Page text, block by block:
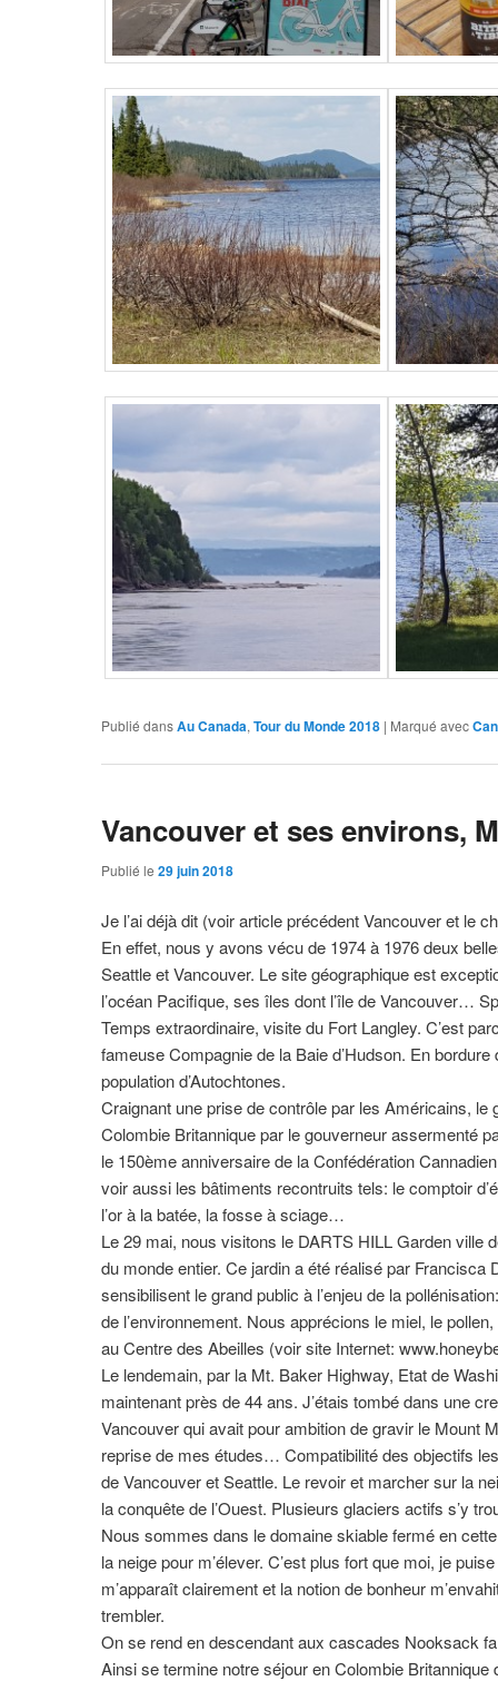
Publié dansAu Canada,Tour du Monde 2018 | Marqué avec
Vancouver et ses environs,
Publié le29 juin 2018
Je l’ai déjà dit (voir article précédent Vancouver et le
En effet, nous y avons vécu de 1974 à 1976 deux
Seattle et Vancouver. Le site géographique est
l’océan Pacifique, ses îles dont l’île de Vancouver…
Temps extraordinaire, visite du Fort Langley. C’est
fameuse Compagnie de la Baie d’Hudson. En
population d’Autochtones.
Craignant une prise de contrôle par les Américains,
Colombie Britannique par le gouverneur assermenté
le 150ème anniversaire de la Confédération
voir aussi les bâtiments recontruits tels: le comptoir
l’or à la batée, la fosse à sciage…
Le 29 mai, nous visitons le DARTS HILL Garden
du monde entier. Ce jardin a été réalisé par
sensibilisent le grand public à l’enjeu de la
de l’environnement. Nous apprécions le miel, le
au Centre des Abeilles (voir site Internet:
Le lendemain, par la Mt. Baker Highway, Etat de
maintenant près de 44 ans. J’étais tombé dans une
Vancouver qui avait pour ambition de gravir le Mount
reprise de mes études… Compatibilité des objectifs
de Vancouver et Seattle. Le revoir et marcher sur la
la conquête de l’Ouest. Plusieurs glaciers actifs s’y
Nous sommes dans le domaine skiable fermé en
la neige pour m’élever. C’est plus fort que moi, je
m’apparaît clairement et la notion de bonheur
trembler.
On se rend en descendant aux cascades Nooksack
Ainsi se termine notre séjour en Colombie